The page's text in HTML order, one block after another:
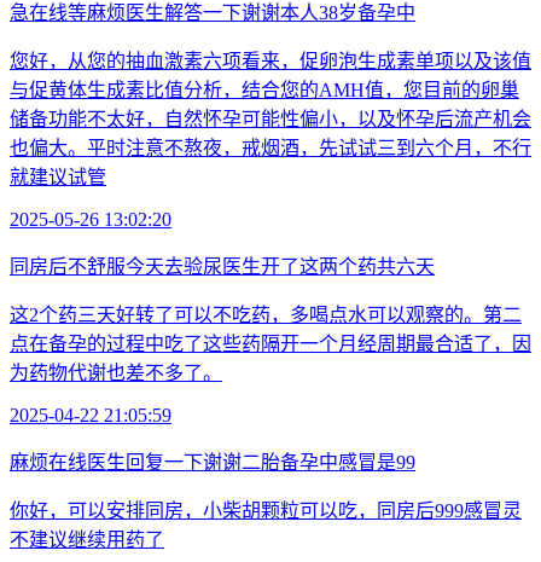
急在线等麻烦医生解答一下谢谢本人38岁备孕中
您好，从您的抽血激素六项看来，促卵泡生成素单项以及该值
与促黄体生成素比值分析，结合您的AMH值，您目前的卵巢
储备功能不太好，自然怀孕可能性偏小，以及怀孕后流产机会
也偏大。平时注意不熬夜，戒烟酒，先试试三到六个月，不行
就建议试管
2025-05-26 13:02:20
同房后不舒服今天去验尿医生开了这两个药共六天
这2个药三天好转了可以不吃药，多喝点水可以观察的。第二
点在备孕的过程中吃了这些药隔开一个月经周期最合适了，因
为药物代谢也差不多了。
2025-04-22 21:05:59
麻烦在线医生回复一下谢谢二胎备孕中感冒是99
你好，可以安排同房，小柴胡颗粒可以吃，同房后999感冒灵
不建议继续用药了